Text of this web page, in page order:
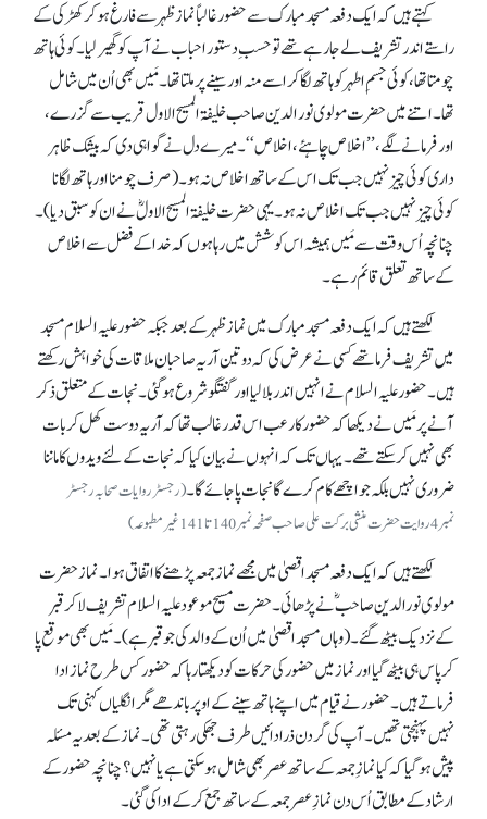
کہتے ہیں کہ ایک دفعہ مسجد مبارک سے حضور غالباً نماز ظہر سے فارغ ہو کر کھڑکی کے
راستے اندر تشریف لے جا رہے تھے تو حسبِ دستور احباب نے آپ کو گھیر لیا۔ کوئی ہاتھ
چومتا تھا، کوئی جسمِ اطہر کو ہاتھ لگا کر اسے منہ اور سینے پر ملتا تھا۔ مَیں بھی اُن میں شامل
تھا۔ اتنے میں حضرت مولوی نور الدین صاحب خلیفۃ المسیح الاول قریب سے گزرے،
اور فرمانے لگے، ’’اخلاص چاہئے، اخلاص‘‘۔ میرے دل نے گواہی دی کہ بیشک ظاہر
داری کوئی چیز نہیں جب تک اس کے ساتھ اخلاص نہ ہو۔ (صرف چومنا اور ہاتھ لگانا
کوئی چیز نہیں جب تک اخلاص نہ ہو۔ یہی حضرت خلیفۃ المسیح الاولؓ نے ان کوسبق دیا)۔
چنانچہ اُس وقت سے مَیں ہمیشہ اس کوشش میں رہا ہوں کہ خدا کے فضل سے اخلاص
کے ساتھ تعلق قائم رہے۔
لکھتے ہیں کہ ایک دفعہ مسجد مبارک میں نماز ظہر کے بعد جبکہ حضور علیہ السلام مسجد
میں تشریف فرما تھے کسی نے عرض کی کہ دو تین آریہ صاحبان ملاقات کی خواہش رکھتے
ہیں۔ حضور علیہ السلام نے انہیں اندر بلا لیا اور گفتگو شروع ہو گئی۔ نجات کے متعلق ذکر
آنے پر مَیں نے دیکھا کہ حضور کا رعب اس قدر غالب تھا کہ آریہ دوست کھل کر بات
بھی نہیں کر سکتے تھے۔ یہاں تک کہ انہوں نے بیان کیا کہ نجات کے لئے ویدوں کا ماننا
ضروری نہیں بلکہ جو اچھے کام کرے گا نجات پا جائے گا۔(رجسٹر روایات صحابہ رجسٹر
نمبر 4روایت حضرت منشی برکت علی صاحب صفحہ نمبر140تا141غیر مطبوعہ)
لکھتے ہیں کہ ایک دفعہ مسجد اقصیٰ میں مجھے نماز جمعہ پڑھنے کا اتفاق ہوا۔ نماز حضرت
مولوی نورالدین صاحبؓ نے پڑھائی۔ حضرت مسیح موعود علیہ السلام تشریف لا کر قبر
کے نزدیک بیٹھ گئے۔ (وہاں مسجد اقصیٰ میں اُن کے والد کی جو قبر ہے)۔ مَیں بھی موقع پا
کر پاس ہی بیٹھ گیا اور نماز میں حضور کی حرکات کو دیکھتا رہا کہ حضور کس طرح نماز ادا
فرماتے ہیں۔ حضور نے قیام میں اپنے ہاتھ سینے کے اوپر باندھے مگر انگلیاں کہنی تک
نہیں پہنچتی تھیں۔ آپ کی گردن ذرا دائیں طرف جھکی رہتی تھی۔ نماز کے بعد یہ مسئلہ
پیش ہو گیا کہ کیا نمازِ جمعہ کے ساتھ عصر بھی شامل ہو سکتی ہے یا نہیں؟ چنانچہ حضور کے
ارشاد کے مطابق اُس دن نمازِ عصر جمعہ کے ساتھ جمع کر کے ادا کی گئی۔